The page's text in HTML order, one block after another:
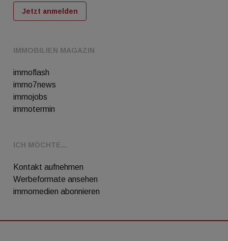
IMMOBILIEN MAGAZIN
immoflash
immo7news
immojobs
immotermin
ICH MÖCHTE...
Kontakt aufnehmen
Werbeformate ansehen
immomedien abonnieren
Jetzt anmelden